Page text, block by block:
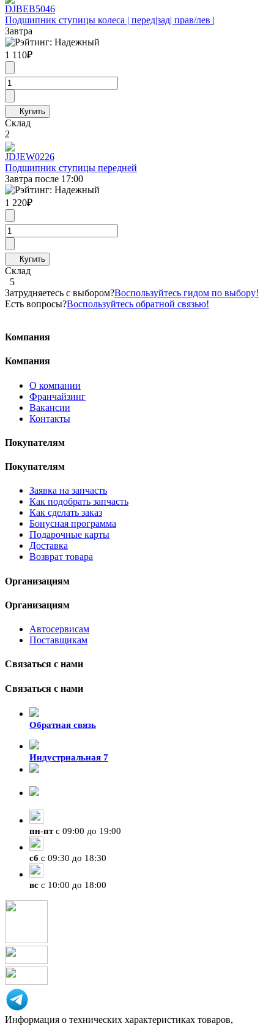
DJBEB5046
Подшипник ступицы колеса | перед|зад| прав/лев |
Завтра
1 110₽
Склад
2
JDJEW0226
Подшипник ступицы передней
Завтра после 17:00
1 220₽
Склад
5
Затрудняетесь с выбором?Воспользуйтесь гидом по выбору!
Есть вопросы?Воспользуйтесь обратной связью!
Компания
Компания
О компании
Франчайзинг
Вакансии
Контакты
Покупателям
Покупателям
Заявка на запчасть
Как подобрать запчасть
Как сделать заказ
Бонусная программа
Подарочные карты
Доставка
Возврат товара
Организациям
Организациям
Автосервисам
Поставщикам
Связаться с нами
Связаться с нами
Обратная связь
Индустриальная 7
пн-птс 09:00 до 19:00
сб с 09:30 до 18:30
вс с 10:00 до 18:00
Информация о технических характеристиках товаров,